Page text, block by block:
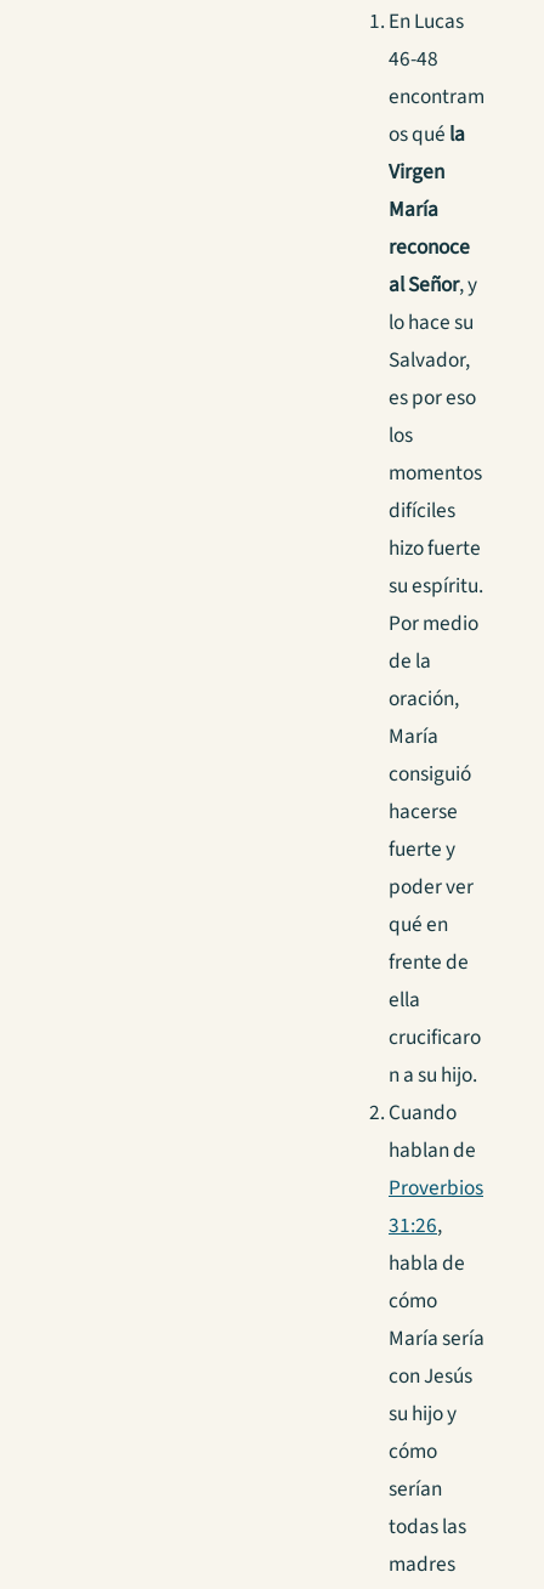
En Lucas
46-48
encontram
os qué la
Virgen
María
reconoce
al Señor, y
lo hace su
Salvador,
es por eso
los
momentos
difíciles
hizo fuerte
su espíritu.
Por medio
de la
oración,
María
consiguió
hacerse
fuerte y
poder ver
qué en
frente de
ella
crucificaro
n a su hijo.
Cuando
hablan de
Proverbios
31:26,
habla de
cómo
María sería
con Jesús
su hijo y
cómo
serían
todas las
madres